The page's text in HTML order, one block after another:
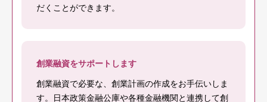
だくことができます。
創業融資をサポートします
創業融資で必要な、創業計画の作成をお手伝いしま
す。日本政策金融公庫や各種金融機関と連携して創